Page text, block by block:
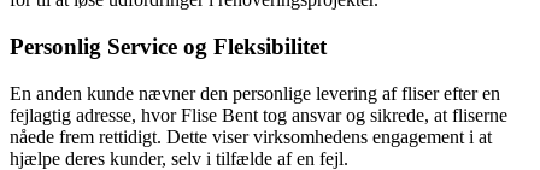
Personlig Service og Fleksibilitet
En anden kunde nævner den personlige levering af fliser efter en
fejlagtig adresse, hvor Flise Bent tog ansvar og sikrede, at fliserne
nåede frem rettidigt. Dette viser virksomhedens engagement i at
hjælpe deres kunder, selv i tilfælde af en fejl.